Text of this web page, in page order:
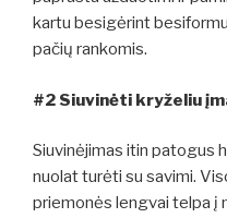
kartu besigėrint
pačių rankomis.
#2 Siuvinėti kryželiu
Siuvinėjimas itin patogus
nuolat turėti su savimi.
priemonės lengvai telpa į